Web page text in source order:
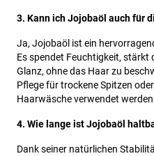
3. Kann ich Jojobaöl auch für
Ja, Jojobaöl ist ein
Es spendet Feuchtigkeit,
Glanz, ohne das Haar zu
Pflege für trockene Spitzen
Haarwäsche verwendet
4. Wie lange ist Jojobaöl
Dank seiner natürlichen